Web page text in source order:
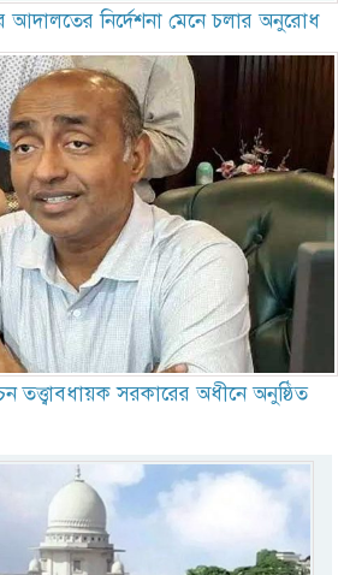
আদালতের নির্দেশনা মেনে চলার অনুরোধ
তত্ত্বাবধায়ক সরকারের অধীনে অনুষ্ঠিত